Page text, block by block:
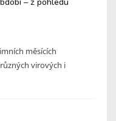
měsících
virových i